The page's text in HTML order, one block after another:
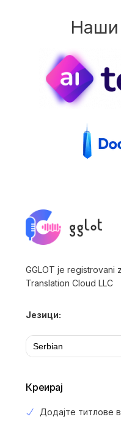
Наши
GGLOT je registrovani
Translation Cloud LLC
Језици:
Serbian
Креирај
Додајте титлове